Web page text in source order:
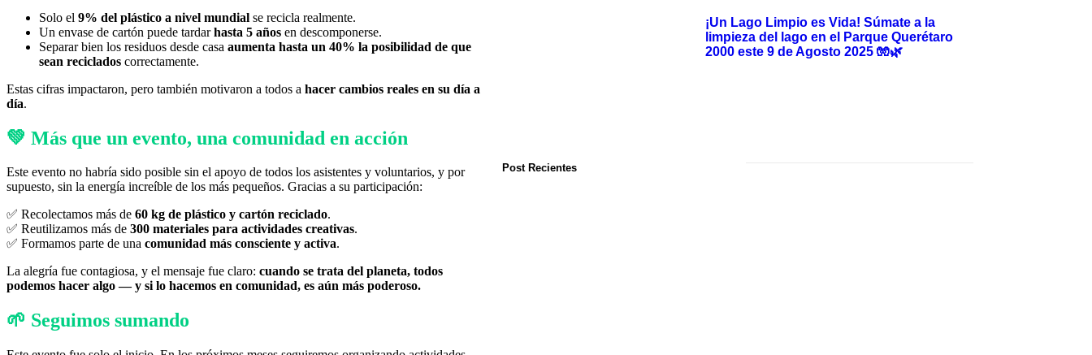
Solo el 9% del plástico a nivel mundial se recicla realmente.
Un envase de cartón puede tardarhasta 5 años en descomponerse.
Separar bien los residuos desde casa aumenta hasta un 40% la posibilidad de que
sean reciclados correctamente.
Estas cifras impactaron, pero también motivaron a todos a hacer cambios reales en su día a
día.
💚 Más que un evento, una comunidad en acción
Este evento no habría sido posible sin el apoyo de todos los asistentes y voluntarios, y por
supuesto, sin la energía increíble de los más pequeños. Gracias a su participación:
✅ Recolectamos más de 60 kg de plástico y cartón reciclado.
✅ Reutilizamos más de 300 materiales para actividades creativas.
✅ Formamos parte de una comunidad más consciente y activa.
La alegría fue contagiosa, y el mensaje fue claro: cuando se trata del planeta, todos
podemos hacer algo — y si lo hacemos en comunidad, es aún más poderoso.
🌱 Seguimos sumando
¡Un Lago Limpio es Vida! Súmate a la
limpieza del lago en el Parque Querétaro
2000 este 9 de Agosto 2025 🧤🌿
Post Recientes